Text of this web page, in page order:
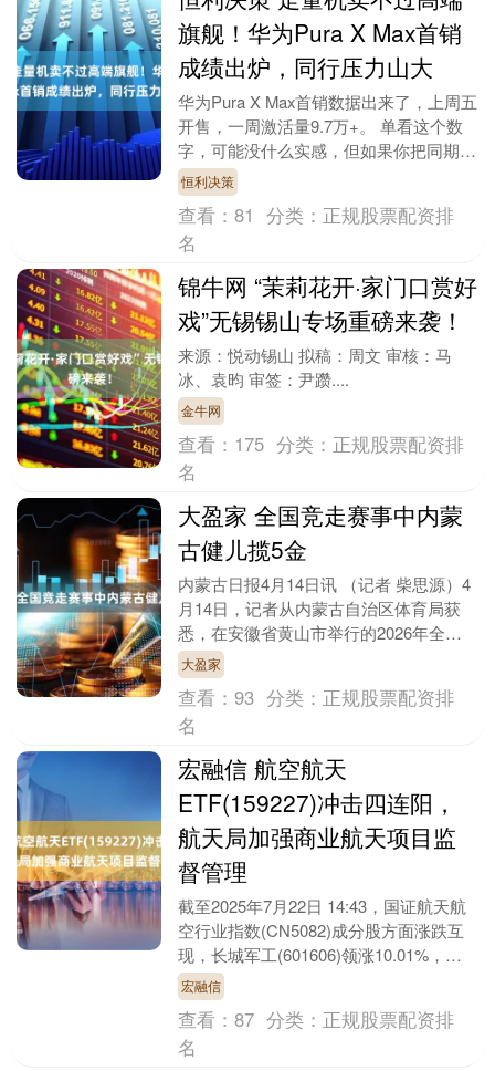
旗舰！华为Pura X Max首销
成绩出炉，同行压力山大
华为Pura X Max首销数据出来了，上周五
开售，一周激活量9.7万+。 单看这个数
字，可能没什么实感，但如果你把同期的
其他机型放在一起看，事情就变得很有意
思....
恒利决策
查看：81 分类： 正规股票配资排
名
锦牛网 “茉莉花开·家门口赏好
戏”无锡锡山专场重磅来袭！
来源：悦动锡山 拟稿：周文 审核：马
冰、袁昀 审签：尹躜....
金牛网
查看： 175 分类： 正规股票配资排
名
大盈家 全国竞走赛事中内蒙
古健儿揽5金
内蒙古日报4月14日讯 （记者 柴思源）4
月14日，记者从内蒙古自治区体育局获
悉，在安徽省黄山市举行的2026年全国
竞走大奖赛暨全国竞走单项赛（第2站）
中，内蒙....
大盈家
查看：93 分类： 正规股票配资排
名
宏融信 航空航天
ETF(159227)冲击四连阳，
航天局加强商业航天项目监
督管理
截至2025年7月22日 14:43，国证航天航
空行业指数(CN5082)成分股方面涨跌互
现，长城军工(601606)领涨10.01%，中
船应急(300527)....
宏融信
查看：87 分类： 正规股票配资排
名